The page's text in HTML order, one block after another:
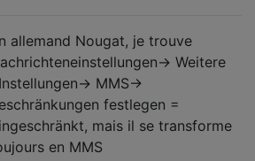
allemand Nougat, je trouve
> Weitere
> MMS->
festlegen =
mais il se transforme
en MMS